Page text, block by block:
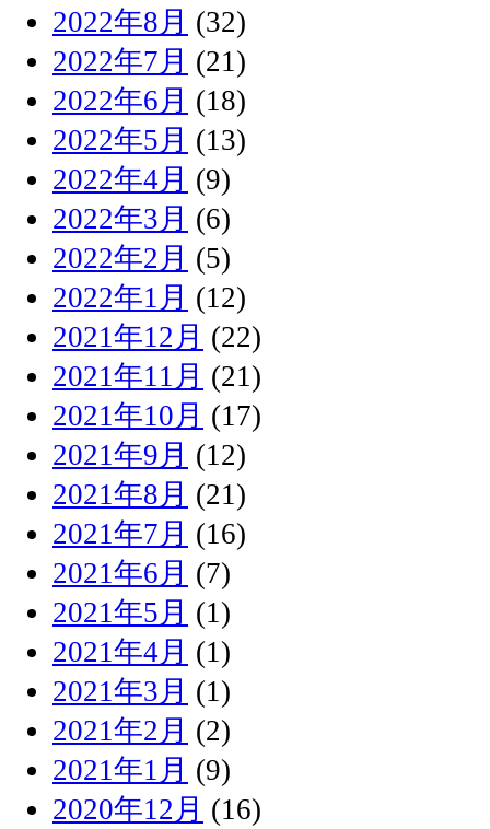
2022年8月 (32)
2022年7月 (21)
2022年6月 (18)
2022年5月 (13)
2022年4月 (9)
2022年3月 (6)
2022年2月 (5)
2022年1月 (12)
2021年12月 (22)
2021年11月 (21)
2021年10月 (17)
2021年9月 (12)
2021年8月 (21)
2021年7月 (16)
2021年6月 (7)
2021年5月 (1)
2021年4月 (1)
2021年3月 (1)
2021年2月 (2)
2021年1月 (9)
2020年12月 (16)